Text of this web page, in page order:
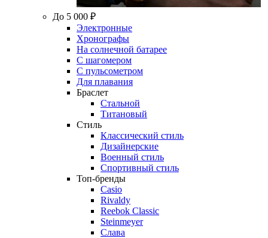
До 5 000 ₽
Электронные
Хронографы
На солнечной батарее
С шагомером
С пульсометром
Для плавания
Браслет
Стальной
Титановый
Стиль
Классический стиль
Дизайнерские
Военный стиль
Спортивный стиль
Топ-бренды
Casio
Rivaldy
Reebok Classic
Steinmeyer
Слава